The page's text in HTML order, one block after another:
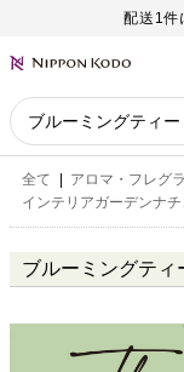
配送1件
全て アロマ・フレグ
インテリアガーデンナ
ブルーミングティ